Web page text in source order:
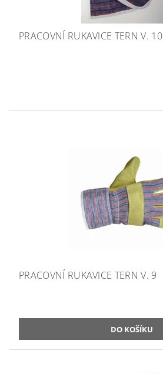
PRACOVNÍ RUKAVICE TERN V. 10
PRACOVNÍ RUKAVICE TERN V. 9